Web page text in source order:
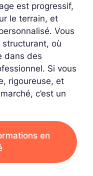
est progressif,
le terrain, et
Vous
structurant, où
dans des
Si vous
rigoureuse, et
c’est un
en